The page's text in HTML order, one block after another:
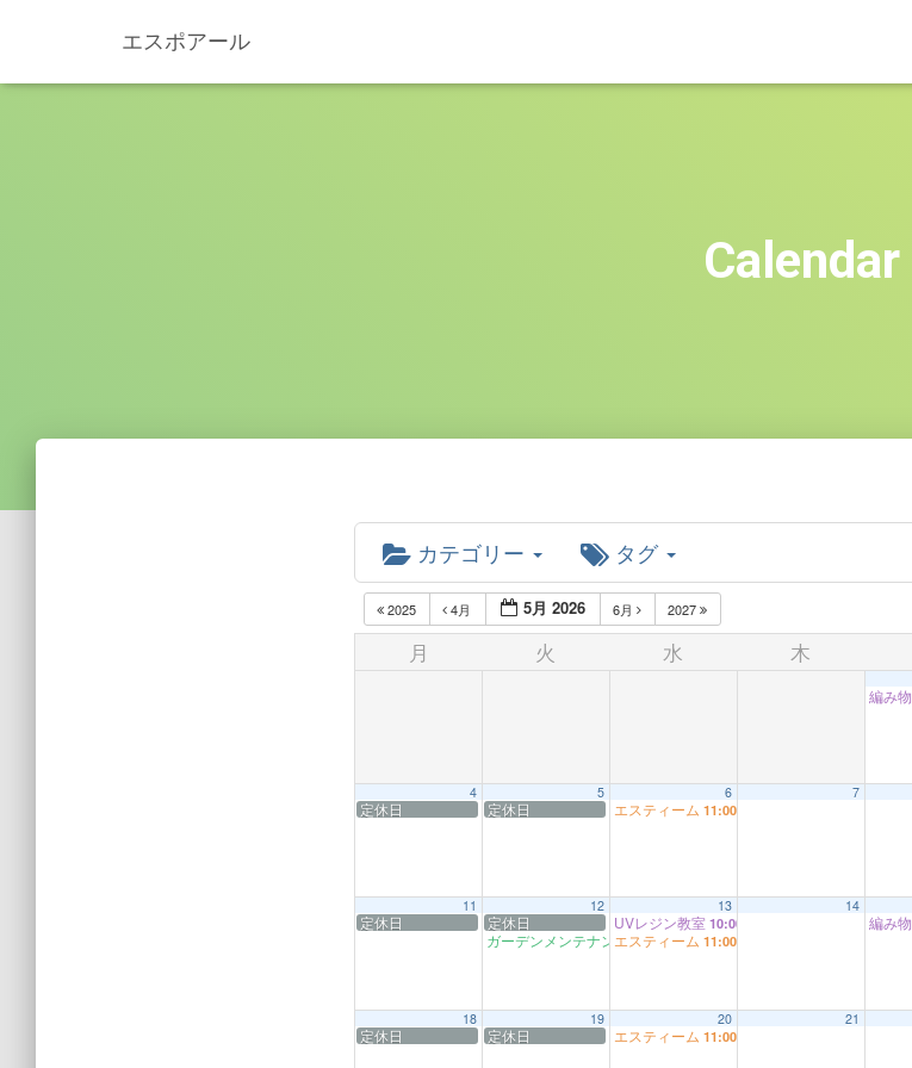
エスポアール
Calendar
カテゴリー タグ
2025 4月 5月 2026 6月 2027
月 火 水 木
編み物
4
定休日
5
定休日
6
エスティーム 11:00 AM
7
11
定休日
12
定休日
ガーデンメンテナンス9:00 AM
13
UVレジン教室 10:00 AM
エスティーム 11:00 AM
14
編み物
18
定休日
19
定休日
20
エスティーム 11:00 AM
21